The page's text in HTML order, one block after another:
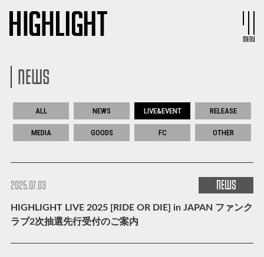
MENU
NEWS
ALL NEWS LIVE&EVENT RELEASE
MEDIA GOODS FC OTHER
2025.07.03 NEWS
HIGHLIGHT LIVE 2025 [RIDE OR DIE] in JAPAN ファンク
ラブ2次抽選先行受付のご案内